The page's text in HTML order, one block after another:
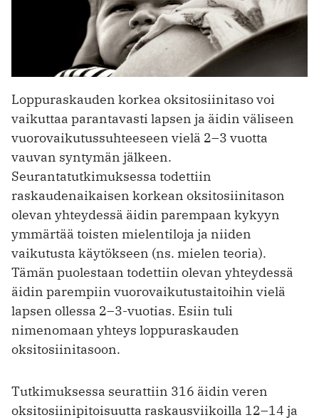
Loppuraskauden korkea oksitosiinitaso voi
vaikuttaa parantavasti lapsen ja äidin väliseen
vuorovaikutussuhteeseen vielä 2–3 vuotta
vauvan syntymän jälkeen.
Seurantatutkimuksessa todettiin
raskaudenaikaisen korkean oksitosiinitason
olevan yhteydessä äidin parempaan kykyyn
ymmärtää toisten mielentiloja ja niiden
vaikutusta käytökseen (ns. mielen teoria).
Tämän puolestaan todettiin olevan yhteydessä
äidin parempiin vuorovaikutustaitoihin vielä
lapsen ollessa 2–3-vuotias. Esiin tuli
nimenomaan yhteys loppuraskauden
oksitosiinitasoon.
Tutkimuksessa seurattiin 316 äidin veren
oksitosiinipitoisuutta raskausviikoilla 12–14 ja